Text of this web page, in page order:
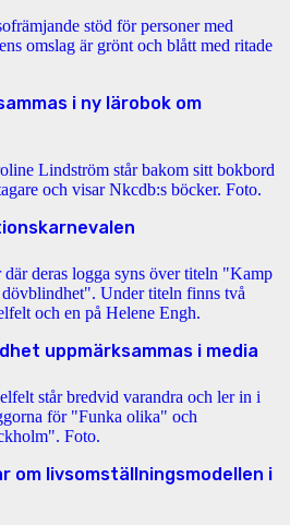
i ny lärobok om
uppmärksammas i media
om livsomställningsmodellen i